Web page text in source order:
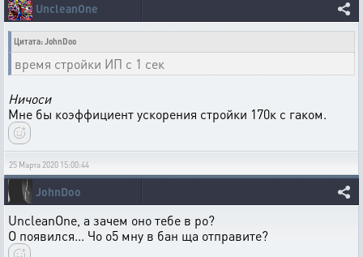
UncleanOne
Цитата: JohnDoo
время стройки ИП с 1 сек
Ничоси
Мне бы коэффициент ускорения стройки 170к с гаком.
25 Марта 2020 15:00:44
JohnDoo
UncleanOne, а зачем оно тебе в ро?
О появился... Чо о5 мну в бан ща отправите?